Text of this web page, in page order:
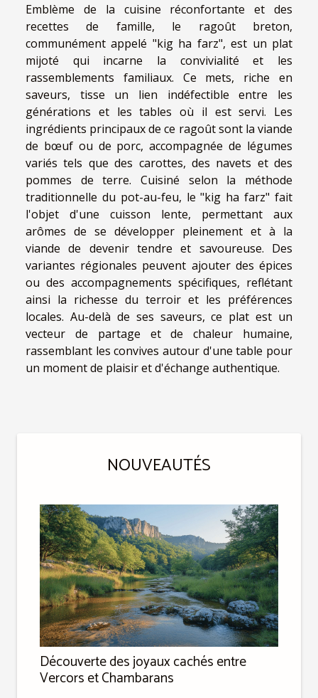
Emblème de la cuisine réconfortante et des
recettes de famille, le ragoût breton,
communément appelé "kig ha farz", est un plat
mijoté qui incarne la convivialité et les
rassemblements familiaux. Ce mets, riche en
saveurs, tisse un lien indéfectible entre les
générations et les tables où il est servi. Les
ingrédients principaux de ce ragoût sont la viande
de bœuf ou de porc, accompagnée de légumes
variés tels que des carottes, des navets et des
pommes de terre. Cuisiné selon la méthode
traditionnelle du pot-au-feu, le "kig ha farz" fait
l'objet d'une cuisson lente, permettant aux
arômes de se développer pleinement et à la
viande de devenir tendre et savoureuse. Des
variantes régionales peuvent ajouter des épices
ou des accompagnements spécifiques, reflétant
ainsi la richesse du terroir et les préférences
locales. Au-delà de ses saveurs, ce plat est un
vecteur de partage et de chaleur humaine,
rassemblant les convives autour d'une table pour
un moment de plaisir et d'échange authentique.
NOUVEAUTÉS
Découverte des joyaux cachés entre
Vercors et Chambarans